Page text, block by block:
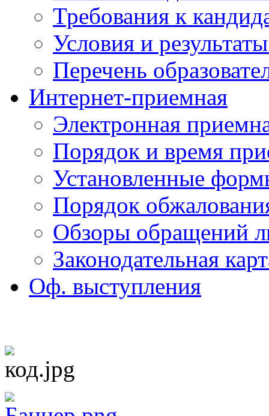
Требования к
Условия и
Перечень
Интернет-приемная
Электронная
Порядок и время
Установленные
Порядок
Обзоры обращений
Законодательная
Оф. выступления